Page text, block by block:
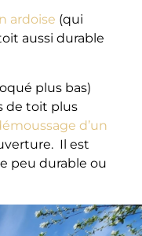
ardoise (qui
aussi durable
plus bas)
de toit plus
d’un
Il est
peu durable ou